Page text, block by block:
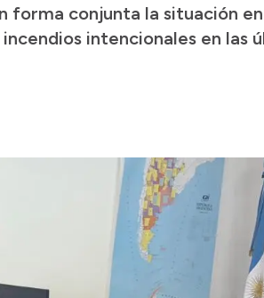
forma conjunta la situación
intencionales en las